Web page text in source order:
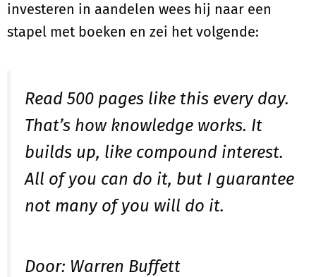
investeren in aandelen wees hij naar een
stapel met boeken en zei het volgende:
Read 500 pages like this every day.
That’s how knowledge works. It
builds up, like compound interest.
All of you can do it, but I guarantee
not many of you will do it.
Door: Warren Buffett